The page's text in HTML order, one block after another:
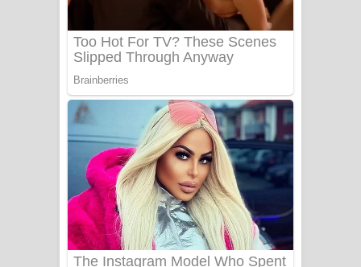
Heavy Weight Song Lyrics
Aye Lanweela Song Lyrics - ආයේ
Ala purannata Song Lyrics - ආල
පුරන්නට ගීතයේ පද පෙළ
FEVER DREAM Lyrics - Alex Warren
BTS : Hooligan Lyrics
Apa Hamuwee Song Lyrics - අප හමුවී